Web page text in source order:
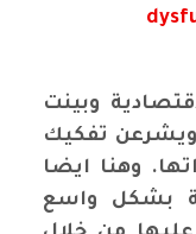
وبينت
تفكيك
وهنا ايضا
بشكل واسع